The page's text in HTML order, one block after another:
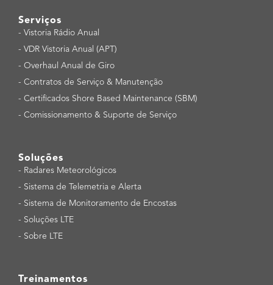
Serviços
- Vistoria Rádio Anual
- VDR Vistoria Anual (APT)
- Overhaul Anual de Giro
- Contratos de Serviço & Manutenção
- Certificados Shore Based Maintenance (SBM)
- Comissionamento & Suporte de Serviço
Soluções
- Radares Meteorológicos
- Sistema de Telemetria e Alerta
- Sistema de Monitoramento de Encostas
- Soluções LTE
- Sobre LTE
Treinamentos